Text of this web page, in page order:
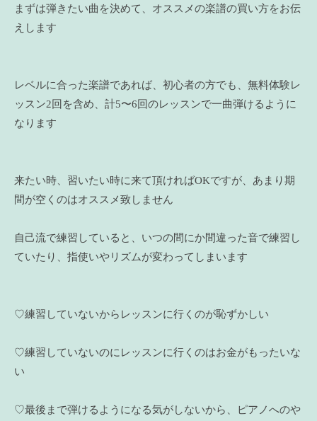
まずは弾きたい曲を決めて、オススメの楽譜の買い方をお伝
えします
レベルに合った楽譜であれば、初心者の方でも、無料体験レ
ッスン2回を含め、計5〜6回のレッスンで一曲弾けるように
なります
来たい時、習いたい時に来て頂ければOKですが、あまり期
間が空くのはオススメ致しません
自己流で練習していると、いつの間にか間違った音で練習し
ていたり、指使いやリズムが変わってしまいます
♡練習していないからレッスンに行くのが恥ずかしい
♡練習していないのにレッスンに行くのはお金がもったいな
い
♡最後まで弾けるようになる気がしないから、ピアノへのや